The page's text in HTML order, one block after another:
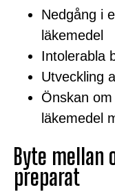
Nedgång i
läkemedel
Intolerabla
Utveckling
Önskan
läkemedel
Byte mellan
preparat